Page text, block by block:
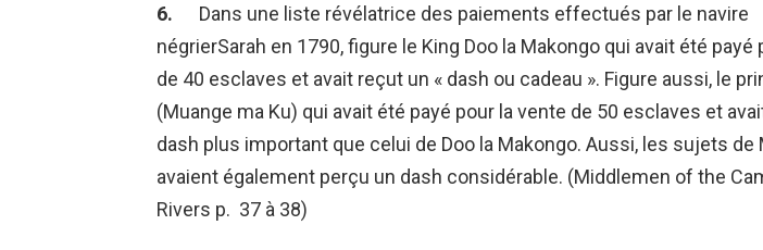
6. Dans une liste révélatrice des paiements effectués par le navire
négrierSarah en 1790, figure le King Doo la Makongo qui avait été payé
de 40 esclaves et avait reçut un « dash ou cadeau ». Figure aussi, le
(Muange ma Ku) qui avait été payé pour la vente de 50 esclaves et
dash plus important que celui de Doo la Makongo. Aussi, les sujets de
avaient également perçu un dash considérable. (Middlemen of the
Rivers p. 37 à 38)